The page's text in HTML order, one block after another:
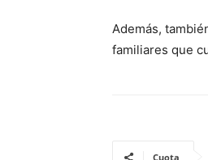
Además,
familiares que
Cuota